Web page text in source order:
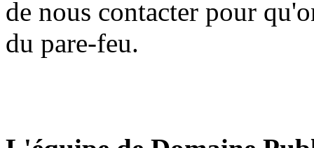
de nous contacter pour
du pare-feu.